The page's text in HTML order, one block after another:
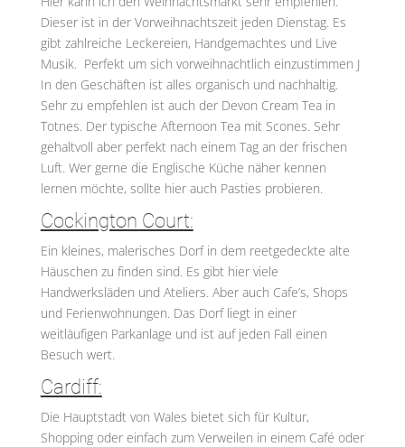
Dieser ist in der Vorweihnachtszeit jeden Dienstag. Es
gibt zahlreiche Leckereien, Handgemachtes und Live
Musik. Perfekt um sich vorweihnachtlich einzustimmen J
In den Geschäften ist alles organisch und nachhaltig.
Sehr zu empfehlen ist auch der Devon Cream Tea in
Totnes. Der typische Afternoon Tea mit Scones. Sehr
gehaltvoll aber perfekt nach einem Tag an der frischen
Luft. Wer gerne die Englische Küche näher kennen
lernen möchte, sollte hier auch Pasties probieren.
Cockington Court:
Ein kleines, malerisches Dorf in dem reetgedeckte alte
Häuschen zu finden sind. Es gibt hier viele
Handwerksläden und Ateliers. Aber auch Cafe’s, Shops
und Ferienwohnungen. Das Dorf liegt in einer
weitläufigen Parkanlage und ist auf jeden Fall einen
Besuch wert.
Cardiff:
Die Hauptstadt von Wales bietet sich für Kultur,
Shopping oder einfach zum Verweilen in einem Café oder